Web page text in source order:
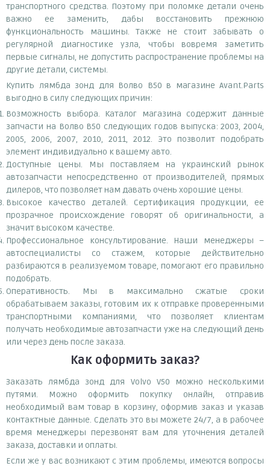
транспортного средства. Поэтому при поломке детали очень
важно ее заменить, дабы восстановить прежнюю
функциональность машины. Также не стоит забывать о
регулярной диагностике узла, чтобы вовремя заметить
первые сигналы, не допустить распространение проблемы на
другие детали, системы.
Купить лямбда зонд для Волво В50 в магазине Avant.Parts
выгодно в силу следующих причин:
Возможность выбора. Каталог магазина содержит данные
запчасти на Волво В50 следующих годов выпуска: 2003, 2004,
2005, 2006, 2007, 2010, 2011, 2012. Это позволит подобрать
элемент индивидуально к вашему авто.
Доступные цены. Мы поставляем на украинский рынок
автозапчасти непосредственно от производителей, прямых
дилеров, что позволяет нам давать очень хорошие цены.
Высокое качество деталей. Сертификация продукции, ее
прозрачное происхождение говорят об оригинальности, а
значит высоком качестве.
Профессиональное консультирование. Наши менеджеры –
автоспециалисты со стажем, которые действительно
разбираются в реализуемом товаре, помогают его правильно
подобрать.
Оперативность. Мы в максимально сжатые сроки
обрабатываем заказы, готовим их к отправке проверенными
транспортными компаниями, что позволяет клиентам
получать необходимые автозапчасти уже на следующий день
или через день после заказа.
Как оформить заказ?
Заказать лямбда зонд для Volvo V50 можно несколькими
путями. Можно оформить покупку онлайн, отправив
необходимый вам товар в корзину, оформив заказ и указав
контактные данные. Сделать это вы можете 24/7, а в рабочее
время менеджеры перезвонят вам для уточнения деталей
заказа, доставки и оплаты.
Если же у вас возникают с этим проблемы, имеются вопросы